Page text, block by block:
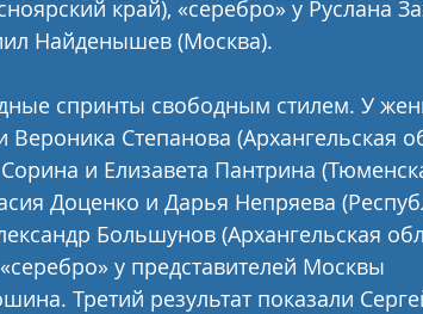
край), «серебро» у Руслана
Найденышев (Москва).
спринты свободным стилем. У
Степанова (Архангельская
и Елизавета Пантрина
Доценко и Дарья Непряева
Большунов (Архангельская
у представителей Москвы
Третий результат показали